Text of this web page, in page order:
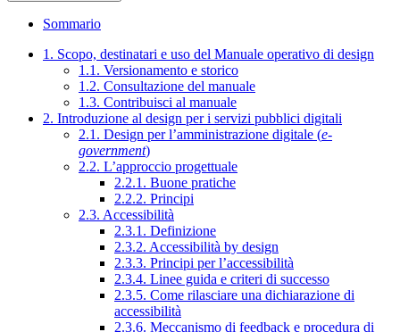
Sommario
1. Scopo, destinatari e uso del Manuale operativo di design
1.1. Versionamento e storico
1.2. Consultazione del manuale
1.3. Contribuisci al manuale
2. Introduzione al design per i servizi pubblici digitali
2.1. Design per l’amministrazione digitale (e-
government)
2.2. L’approccio progettuale
2.2.1. Buone pratiche
2.2.2. Principi
2.3. Accessibilità
2.3.1. Definizione
2.3.2. Accessibilità by design
2.3.3. Principi per l’accessibilità
2.3.4. Linee guida e criteri di successo
2.3.5. Come rilasciare una dichiarazione di
accessibilità
2.3.6. Meccanismo di feedback e procedura di